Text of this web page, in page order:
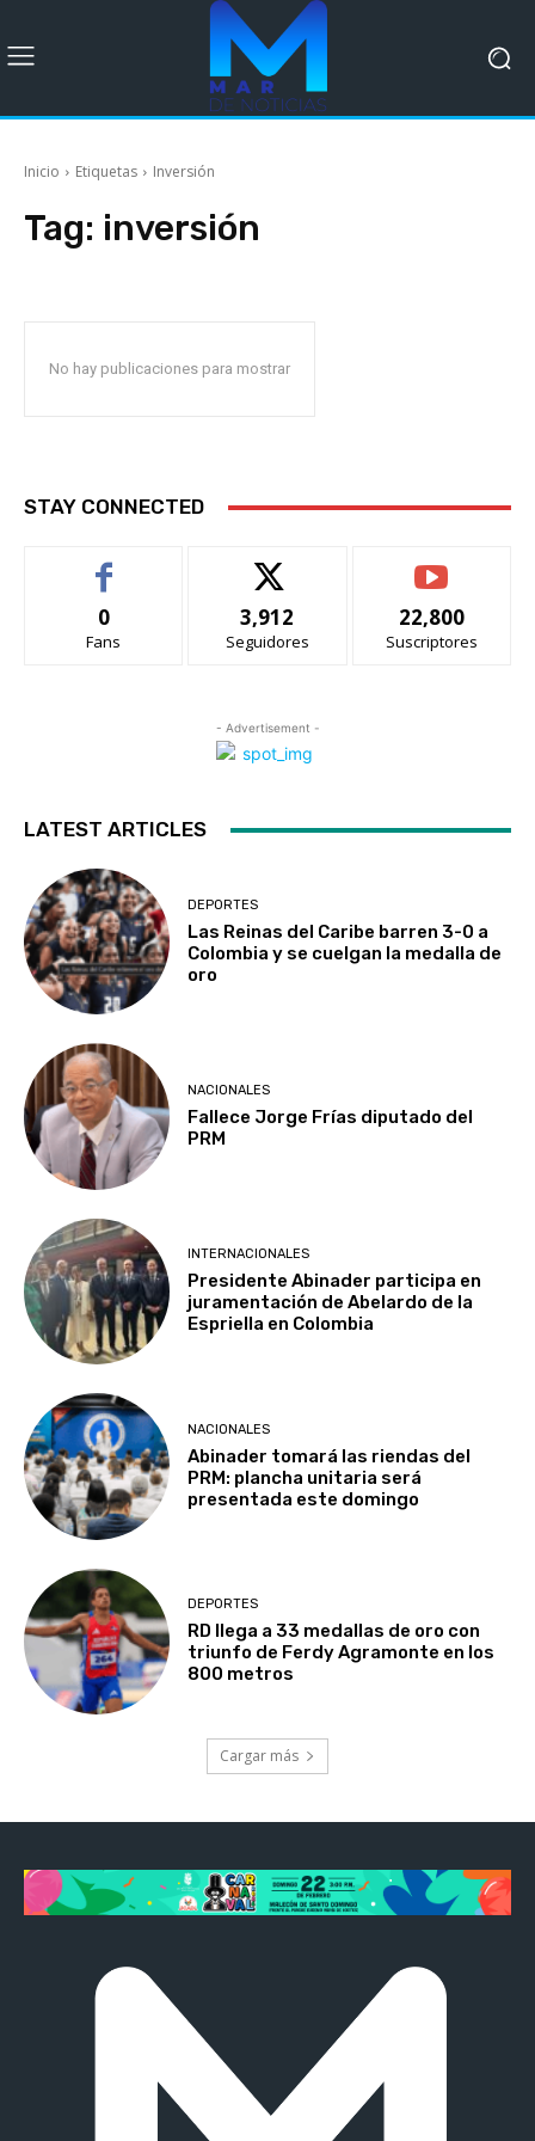
Inicio Etiquetas Inversión
Tag: inversión
No hay publicaciones para mostrar
STAY CONNECTED
0
Fans
3,912
Seguidores
22,800
Suscriptores
- Advertisement -
LATEST ARTICLES
DEPORTES
Las Reinas del Caribe barren 3-0 a
Colombia y se cuelgan la medalla de
oro
NACIONALES
Fallece Jorge Frías diputado del
PRM
INTERNACIONALES
Presidente Abinader participa en
juramentación de Abelardo de la
Espriella en Colombia
NACIONALES
Abinader tomará las riendas del
PRM: plancha unitaria será
presentada este domingo
DEPORTES
RD llega a 33 medallas de oro con
triunfo de Ferdy Agramonte en los
800 metros
Cargar más